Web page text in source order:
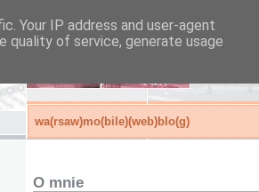
wa(rsaw)mo(bile)(web)blo(g)
O mnie
Your IP address and user-agent
quality of service, generate usage